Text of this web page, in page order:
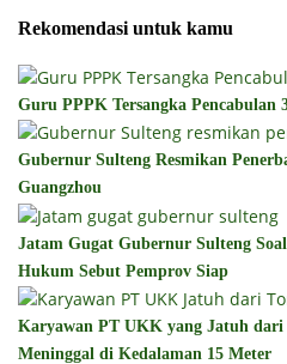
Rekomendasi untuk kamu
Guru PPPK Tersangka Pencabulan
Gubernur Sulteng Resmikan
Guangzhou
Jatam Gugat Gubernur Sulteng
Hukum Sebut Pemprov Siap
Karyawan PT UKK yang Jatuh dari
Meninggal di Kedalaman 15 Meter